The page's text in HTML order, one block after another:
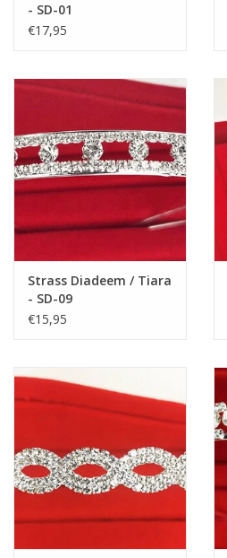
- SD-01
€17,95
Strass Diadeem / Tiara
- SD-09
€15,95